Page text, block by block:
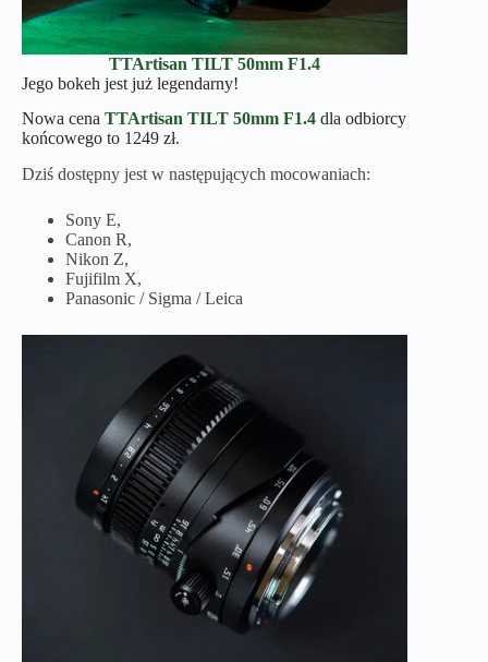
TTArtisan TILT50mm F1.4
Jego bokeh jest już legendarny!
Nowa cena TTArtisan TILT 50mm F1.4 dla odbiorcy
końcowego to 1249 zł.
Dziś dostępny jest w następujących mocowaniach:
Sony E,
Canon R,
Nikon Z,
Fujifilm X,
Panasonic / Sigma / Leica